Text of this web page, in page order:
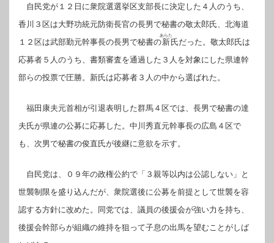
自民党が１２日に衆院選選挙区支部長に決定した４人のうち、
香川３区は大野功統元防衛長官の長男で秘書の敬太郎氏、北海道
１２区は武部勤元幹事長の長男で秘書の新
あらた
氏だった。敬太郎氏は
応募者５人のうち、書類審査を通過した３人を対象にした県連幹
部らの投票で圧勝。新氏は応募者３人の中から選ばれた。
福田康夫元首相が引退表明した群馬４区では、長男で秘書の達
夫氏が県連の公募に応募した。中川秀直元幹事長の広島４区で
も、次男で秘書の俊直氏が後継に意欲を示す。
自民党は、０９年の政権公約で「３親等以内は公認しない」と
世襲制限を盛り込んだが、衆院選後に公募を前提として世襲を容
認する方針に改めた。同党では、議員の後援会が強い力を持ち、
後援会幹部らが組織の維持を狙って子息の出馬を望むことがしば